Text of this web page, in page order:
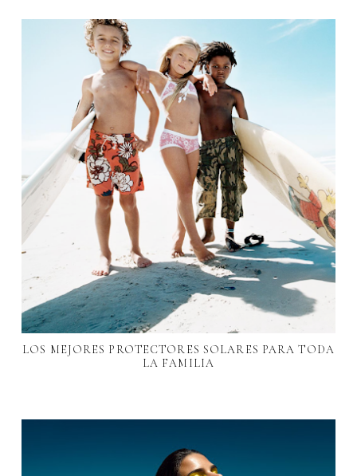
LOS MEJORES PROTECTORES SOLARES PARA TODA
LA FAMILIA